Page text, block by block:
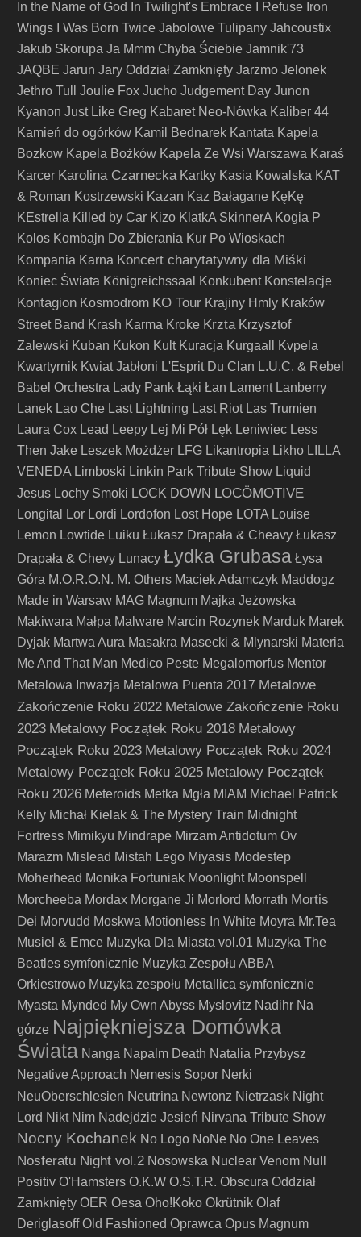
In the Name of God In Twilight's Embrace I Refuse Iron
Wings
I Was Born Twice Jabolowe Tulipany Jahcoustix
Jakub Skorupa Ja Mmm Chyba Ściebie Jamnik'73
JAQBE Jarun Jary Oddział Zamknięty Jarzmo Jelonek
Jethro Tull
Joulie Fox Jucho Judgement Day Junon
Kyanon Just Like Greg Kabaret Neo-Nówka Kaliber 44
Kamień do ogórków Kamil Bednarek Kantata Kapela
Bozkow Kapela Bożków Kapela Ze Wsi Warszawa Karaś
Karcer Karolina Czarnecka Kartky Kasia Kowalska KAT
& Roman Kostrzewski Kazan Kaz Bałagane KęKę
KEstrella Killed by Car Kizo KlatkA SkinnerA Kogia P
Kolos Kombajn Do Zbierania Kur Po Wioskach
Kompania Karna Koncert charytatywny dla Miśki
Koniec Świata Königreichssaal Konkubent Konstelacje
Kontagion Kosmodrom KO Tour Krajiny Hmly Kraków
Street Band Krash Karma Kroke Krzta Krzysztof
Zalewski Kuban Kukon Kult Kuracja Kurgaall
Kvpela
Kwartyrnik Kwiat Jabłoni L'Esprit Du Clan L.U.C. & Rebel
Babel Orchestra Lady Pank Łąki Łan Lament Lanberry
Lanek Lao Che Last Lightning Last Riot Las Trumien
Laura Cox Lead Leepy Lej Mi Pół Lęk Leniwiec Less
Then Jake Leszek Możdżer LFG Likantropia Likho LILLA
VENEDA Limboski Linkin Park Tribute Show Liquid
Jesus Lochy Smoki LOCK DOWN LOCÖMOTIVE
Longital Lor Lordi Lordofon Lost Hope LOTA Louise
Lemon Lowtide Luiku Łukasz Drapała & Cheavy Łukasz
Drapała & Chevy Lunacy Łydka Grubasa Łysa
Góra M.O.R.O.N. M. Others Maciek Adamczyk Maddogz
Made in Warsaw MAG Magnum Majka Jeżowska
Makiwara Małpa Malware Marcin Rozynek Marduk Marek
Dyjak Martwa Aura Masakra Masecki & Mlynarski Materia
Me And That Man Medico Peste Megalomorfus Mentor
Metalowa Inwazja Metalowa Puenta 2017 Metalowe
Zakończenie Roku 2022 Metalowe Zakończenie Roku
2023 Metalowy Początek Roku 2018 Metalowy
Początek Roku 2023 Metalowy Początek Roku 2024
Metalowy Początek Roku 2025 Metalowy Początek
Roku 2026 Meteroids Metka Mgła MIAM Michael Patrick
Kelly Michał Kielak & The Mystery Train Midnight
Fortress Mimikyu Mindrape Mirzam Antidotum Ov
Marazm Mislead Mistah Lego Miyasis Modestep
Moherhead Monika Fortuniak Moonlight Moonspell
Morcheeba Mordax Morgane Ji Morlord Morrath Mortis
Dei Morvudd Moskwa Motionless In White Moyra Mr.Tea
Musiel & Emce Muzyka Dla Miasta vol.01 Muzyka The
Beatles symfonicznie Muzyka Zespołu ABBA
Orkiestrowo Muzyka zespołu Metallica symfonicznie
Myasta Mynded My Own Abyss Myslovitz Nadihr Na
górze Najpiękniejsza Domówka
Świata Nanga Napalm Death Natalia Przybysz
Negative Approach Nemesis Sopor Nerki
NeuOberschlesien Neutrina Newtonz Nietrzask Night
Lord Nikt Nim Nadejdzie Jesień Nirvana Tribute Show
Nocny Kochanek No Logo NoNe No One Leaves
Nosferatu Night vol.2 Nosowska Nuclear Venom Null
Positiv O'Hamsters O.K.W O.S.T.R. Obscura Oddział
Zamknięty OER Oesa Oho!Koko Okrütnik Olaf
Deriglasoff Old Fashioned Oprawca Opus Magnum